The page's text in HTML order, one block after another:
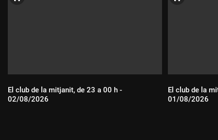
El club de la mitjanit, de 23 a 00 h -
02/08/2026
El club de la
01/08/2026